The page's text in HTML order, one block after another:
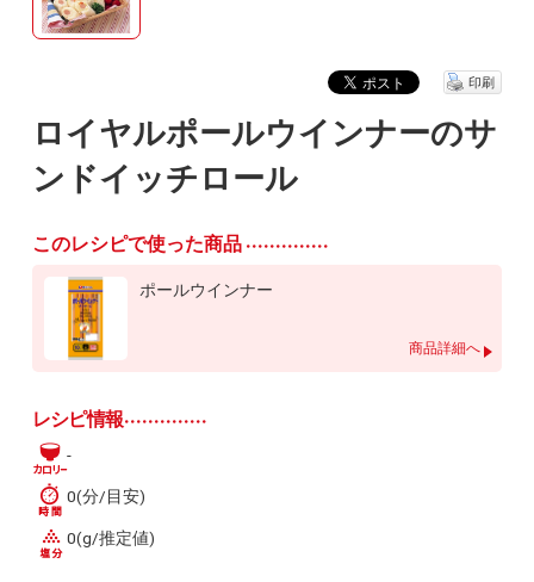
ロイヤルポールウインナーのサ
ンドイッチロール
印刷
このレシピで使った商品
ポールウインナー
商品詳細へ
レシピ情報
-
0(分/目安)
0(g/推定値)